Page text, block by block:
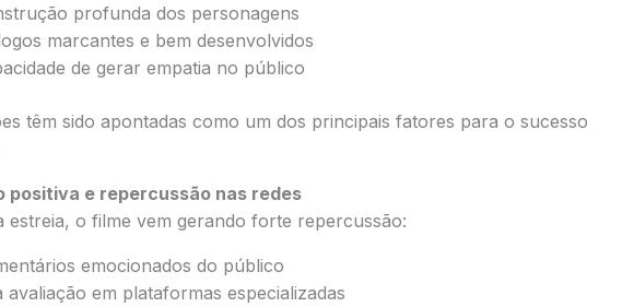
profunda dos personagens
marcantes e bem desenvolvidos
de gerar empatia no público
têm sido apontadas como um dos principais fatores para o sucesso
positiva e repercussão nas redes
estreia, o filme vem gerando forte repercussão:
emocionados do público
avaliação em plataformas especializadas